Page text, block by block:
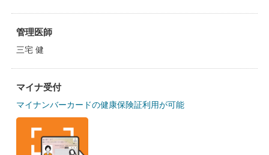
管理医師
三宅 健
マイナ受付
マイナンバーカードの健康保険証利用が可能